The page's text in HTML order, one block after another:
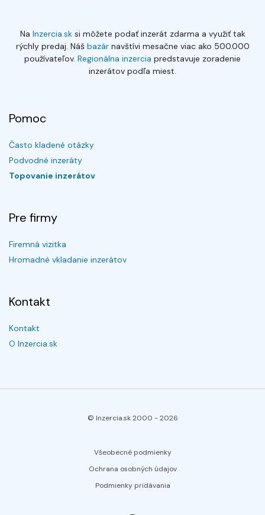
Na Inzercia.sksi môžete podať inzerát zdarma a využiť tak
rýchly predaj. Náš bazárnavštívi mesačne viac ako 500.000
používateľov. Regionálna inzercia predstavuje zoradenie
inzerátov podľa miest.
Pomoc
Často kladené otázky
Podvodné inzeráty
Topovanie inzerátov
Pre firmy
Firemná vizitka
Hromadné vkladanie inzerátov
Kontakt
Kontakt
O Inzercia.sk
© Inzercia.sk 2000 -2026
Všeobecné podmienky
Ochrana osobných údajov
Podmienky pridávania